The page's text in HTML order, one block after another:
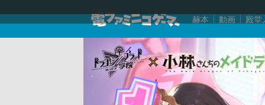
赫本 動画 殿堂